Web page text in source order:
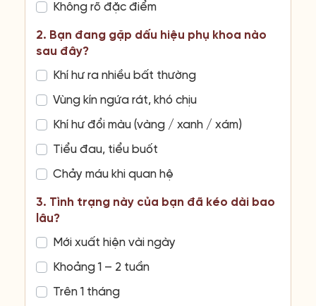
Không rõ đặc điểm
2. Bạn đang gặp dấu hiệu phụ khoa nào
sau đây?
Khí hư ra nhiều bất thường
Vùng kín ngứa rát, khó chịu
Khí hư đổi màu (vàng / xanh / xám)
Tiểu đau, tiểu buốt
Chảy máu khi quan hệ
3. Tình trạng này của bạn đã kéo dài bao
lâu?
Mới xuất hiện vài ngày
Khoảng 1 – 2 tuần
Trên 1 tháng